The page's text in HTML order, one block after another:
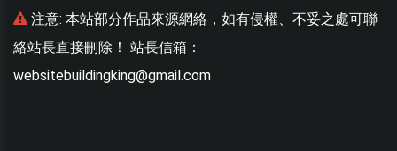
注意: 本站部分作品來源網絡，如有侵權、不妥之處可聯
絡站長直接刪除！ 站長信箱：
websitebuildingking@gmail.com